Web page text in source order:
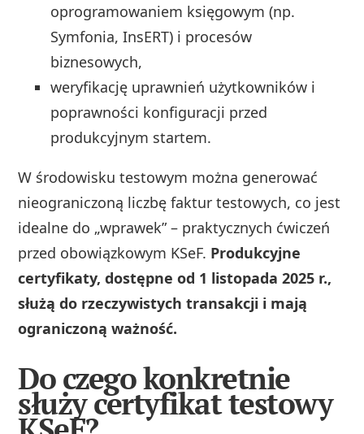
oprogramowaniem księgowym (np.
Symfonia, InsERT) i procesów
biznesowych,
weryfikację uprawnień użytkowników i
poprawności konfiguracji przed
produkcyjnym startem.
W środowisku testowym można generować
nieograniczoną liczbę faktur testowych, co jest
idealne do „wprawek” – praktycznych ćwiczeń
przed obowiązkowym KSeF. Produkcyjne
certyfikaty, dostępne od 1 listopada 2025 r.,
służą do rzeczywistych transakcji i mają
ograniczoną ważność.
Do czego konkretnie
służy certyfikat testowy